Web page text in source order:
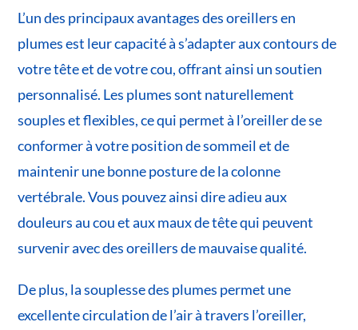
L’un des principaux avantages des oreillers en
plumes est leur capacité à s’adapter aux contours de
votre tête et de votre cou, offrant ainsi un soutien
personnalisé. Les plumes sont naturellement
souples et flexibles, ce qui permet à l’oreiller de se
conformer à votre position de sommeil et de
maintenir une bonne posture de la colonne
vertébrale. Vous pouvez ainsi dire adieu aux
douleurs au cou et aux maux de tête qui peuvent
survenir avec des oreillers de mauvaise qualité.
De plus, la souplesse des plumes permet une
excellente circulation de l’air à travers l’oreiller,